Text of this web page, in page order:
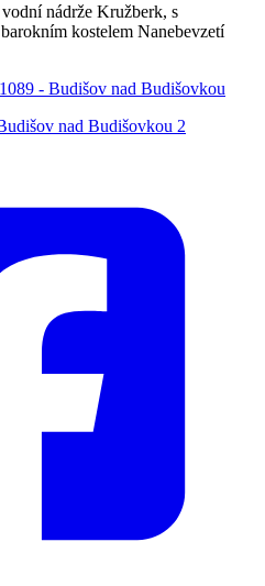
nádrže Kružberk, s
kostelem Nanebevzetí
- Budišov nad Budišovkou